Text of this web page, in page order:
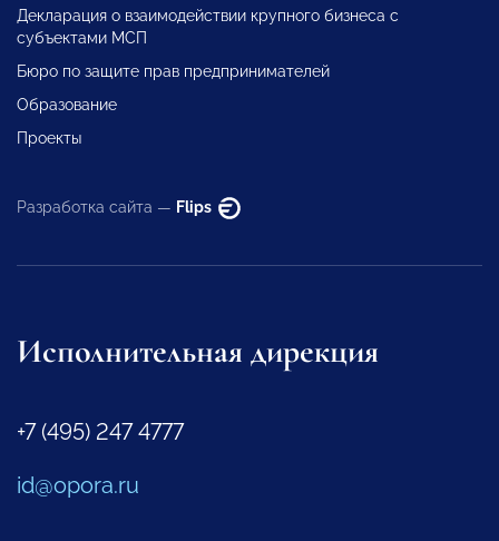
Декларация о взаимодействии крупного бизнеса с
субъектами МСП
Бюро по защите прав предпринимателей
Образование
Проекты
Разработка сайта — Flips
Исполнительная дирекция
+7 (495) 247 4777
id@opora.ru